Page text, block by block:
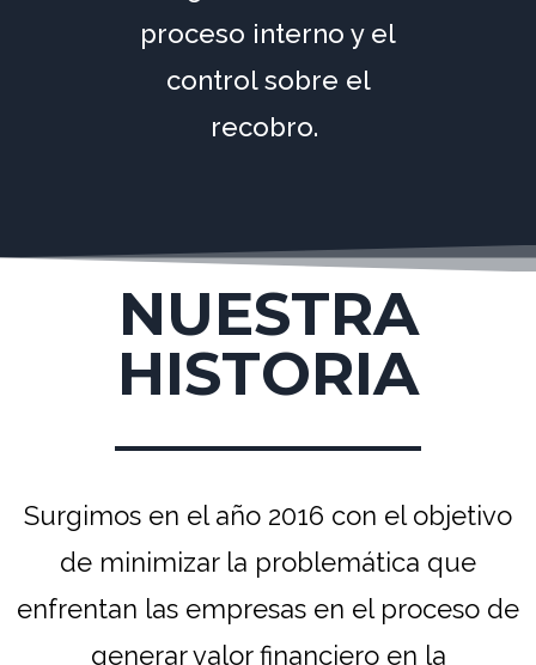
proceso interno y el
control sobre el
recobro.
NUESTRA
HISTORIA
Surgimos en el año 2016 con el objetivo
de minimizar la problemática que
enfrentan las empresas en el proceso de
generar valor financiero en la